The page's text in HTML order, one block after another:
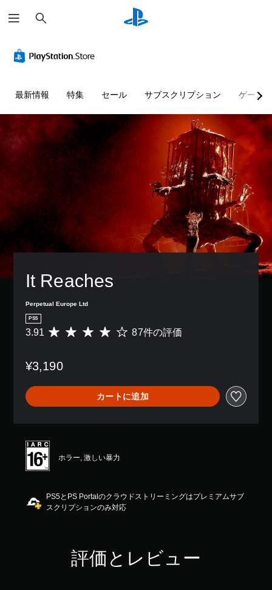
索
最新情報 特集 セール サブスクリプション ゲーム
It Reaches
Perpetual Europe Ltd
PS5
評
は
7
、
平
価
は
中
の
3.91 87件の評価
¥3,190
カートに追加
ホラー, 激しい暴力
PS5とPS Portalのクラウドストリーミングはプレミアムサブ
スクリプションのみ対応
評価とレビュー